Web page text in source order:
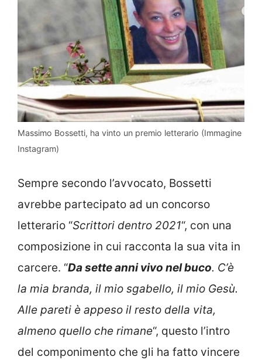
Massimo Bossetti, ha vinto un premio letterario (Immagine
Instagram)
Sempre secondo l’avvocato, Bossetti
avrebbe partecipato ad un concorso
letterario “Scrittori dentro 2021“, con una
composizione in cui racconta la sua vita in
carcere. “Da sette anni vivo nel buco. C’è
la mia branda, il mio sgabello, il mio Gesù.
Alle pareti è appeso il resto della vita,
almeno quello che rimane“, questo l’intro
del componimento che gli ha fatto vincere